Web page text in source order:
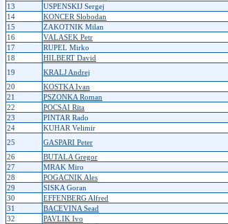
13
USPENSKIJ Sergej
14
KONCER Slobodan
15
ZAKOTNIK Milan
16
VALASEK Petr
17
RUPEL Mirko
18
HILBERT David
19
KRALJ Andrej
20
KOSTKA Ivan
21
PSZONKA Roman
22
POCSAI Rita
23
PINTAR Rado
24
KUHAR Velimir
25
GASPARI Peter
26
BUTALA Gregor
27
MRAK Miro
28
POGACNIK Ales
29
SISKA Goran
30
EFFENBERG Alfred
31
BACEVINA Sead
32
PAVLIK Ivo